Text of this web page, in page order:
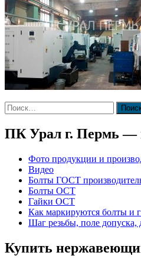
Найти:
ПК Урал г. Пермь —
Фото продукции и
Видео
Болты ГОСТ
Болты ОСТ
Гайки ОСТ
Как маркируются болты и
Шаг резьбы, поле допуска,
Купить